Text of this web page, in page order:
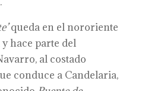
queda en el nororiente
hace parte del
al costado
conduce a Candelaria,